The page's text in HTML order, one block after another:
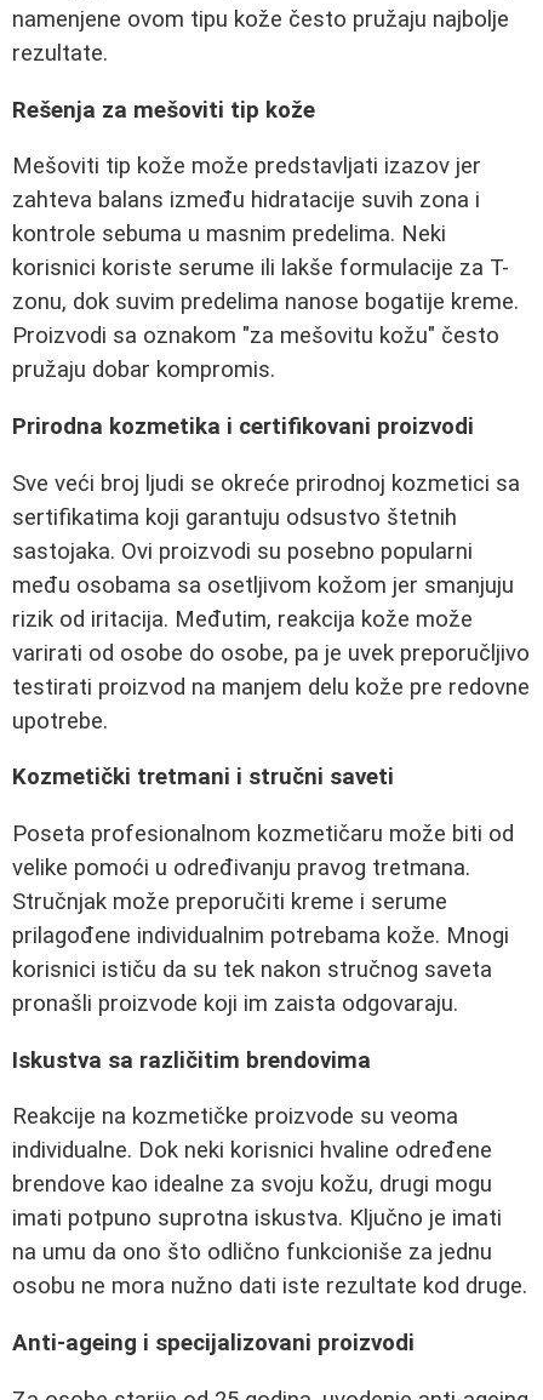
namenjene ovom tipu kože često pružaju najbolje
rezultate.
Rešenja za mešoviti tip kože
Mešoviti tip kože može predstavljati izazov jer
zahteva balans između hidratacije suvih zona i
kontrole sebuma u masnim predelima. Neki
korisnici koriste serume ili lakše formulacije za T-
zonu, dok suvim predelima nanose bogatije kreme.
Proizvodi sa oznakom "za mešovitu kožu" često
pružaju dobar kompromis.
Prirodna kozmetika i certifikovani proizvodi
Sve veći broj ljudi se okreće prirodnoj kozmetici sa
sertifikatima koji garantuju odsustvo štetnih
sastojaka. Ovi proizvodi su posebno popularni
među osobama sa osetljivom kožom jer smanjuju
rizik od iritacija. Međutim, reakcija kože može
varirati od osobe do osobe, pa je uvek preporučljivo
testirati proizvod na manjem delu kože pre redovne
upotrebe.
Kozmetički tretmani i stručni saveti
Poseta profesionalnom kozmetičaru može biti od
velike pomoći u određivanju pravog tretmana.
Stručnjak može preporučiti kreme i serume
prilagođene individualnim potrebama kože. Mnogi
korisnici ističu da su tek nakon stručnog saveta
pronašli proizvode koji im zaista odgovaraju.
Iskustva sa različitim brendovima
Reakcije na kozmetičke proizvode su veoma
individualne. Dok neki korisnici hvaline određene
brendove kao idealne za svoju kožu, drugi mogu
imati potpuno suprotna iskustva. Ključno je imati
na umu da ono što odlično funkcioniše za jednu
osobu ne mora nužno dati iste rezultate kod druge.
Anti-ageing i specijalizovani proizvodi